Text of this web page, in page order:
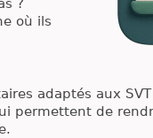
?
où ils
adaptés aux
permettent de